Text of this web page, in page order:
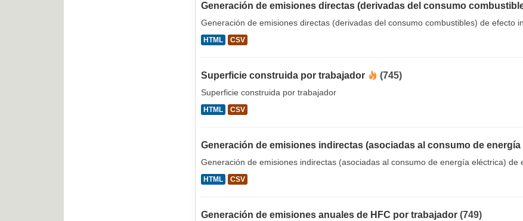
Generación de emisiones directas (derivadas del consumo
Generación de emisiones directas (derivadas del consumo combustibles) de efecto
HTML CSV
Superficie construida por trabajador (745)
Superficie construida por trabajador
HTML CSV
Generación de emisiones indirectas (asociadas al consumo de energía
Generación de emisiones indirectas (asociadas al consumo de energía eléctrica)
HTML CSV
Generación de emisiones anuales de HFC por trabajador (749)